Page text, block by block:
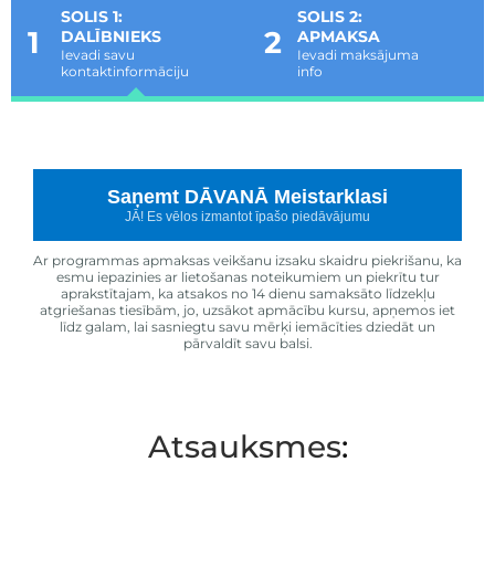
1
SOLIS 1:
DALĪBNIEKS
Ievadi savu
kontaktinformāciju
2
SOLIS 2:
APMAKSA
Ievadi maksājuma
info
Saņemt DĀVANĀ Meistarklasi
JĀ! Es vēlos izmantot īpašo piedāvājumu
Ar programmas apmaksas veikšanu izsaku skaidru piekrišanu, ka
esmu iepazinies ar lietošanas noteikumiem un piekrītu tur
aprakstītajam, ka atsakos no 14 dienu samaksāto līdzekļu
atgriešanas tiesībām, jo, uzsākot apmācību kursu, apņemos iet
līdz galam, lai sasniegtu savu mērķi iemācīties dziedāt un
pārvaldīt savu balsi.
Atsauksmes: